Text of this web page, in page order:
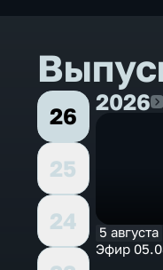
26
25
24
20262026
5 августа
Эфир